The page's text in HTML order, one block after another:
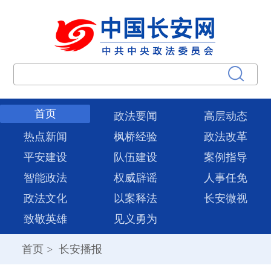
首页 政法要闻
高层动态
热点新闻
枫桥经验
政法改革
平安建设
队伍建设
案例指导
智能政法
权威辟谣
人事任免
政法文化
以案释法
长安微视
致敬英雄
见义勇为
首页 > 长安播报